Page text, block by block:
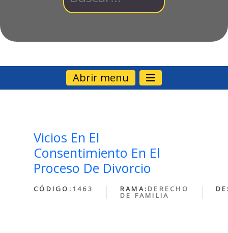
Abrir menu
Vicios En El
Consentimiento En El
Proceso De Divorcio
CÓDIGO: 1463 RAMA: DERECHO
DE FAMILIA